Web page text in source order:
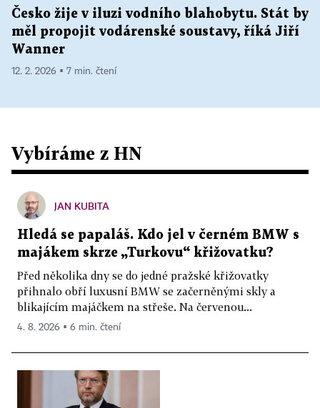
Česko žije v iluzi vodního blahobytu. Stát by
měl propojit vodárenské soustavy, říká Jiří
Wanner
12. 2. 2026 ▪ 7 min. čtení
Vybíráme z HN
JAN KUBITA
Hledá se papaláš. Kdo jel v černém BMW s
majákem skrze „Turkovu“ křižovatku?
Před několika dny se do jedné pražské křižovatky
přihnalo obří luxusní BMW se začerněnými skly a
blikajícím majáčkem na střeše. Na červenou...
4. 8. 2026 ▪ 6 min. čtení